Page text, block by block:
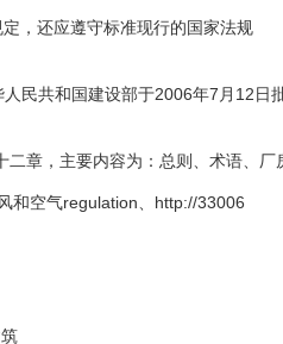
还应遵守标准现行的国家法规
共和国建设部于2006年7月12日批
，主要内容为：总则、术语、厂
和空气regulation、http://33006